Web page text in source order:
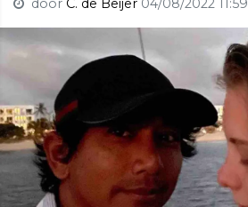
door C. de Beijer 04/08/2022 11:59